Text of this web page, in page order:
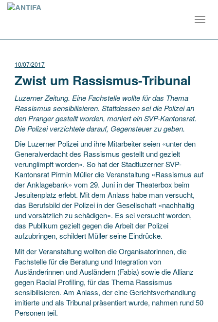
10/07/2017
Zwist um Rassismus-Tribunal
Luzerner Zeitung. Eine Fachstelle wollte für das Thema
Rassismus sensibilisieren. Stattdessen sei die Polizei an
den Pranger gestellt worden, moniert ein SVP-Kantonsrat.
Die Polizei verzichtete darauf, Gegensteuer zu geben.
Die Luzerner Polizei und ihre Mitarbeiter seien «unter den
Generalverdacht des Rassismus gestellt und gezielt
verunglimpft worden». So hat der Stadtluzerner SVP-
Kantonsrat Pirmin Müller die Veranstaltung «Rassismus auf
der Anklagebank» vom 29. Juni in der Theaterbox beim
Jesuitenplatz erlebt. Mit dem Anlass habe man versucht,
das Berufsbild der Polizei in der Gesellschaft «nachhaltig
und vorsätzlich zu schädigen». Es sei versucht worden,
das Publikum gezielt gegen die Arbeit der Polizei
aufzubringen, schildert Müller seine Eindrücke.
Mit der Veranstaltung wollten die Organisatorinnen, die
Fachstelle für die Beratung und Integration von
Ausländerinnen und Ausländern (Fabia) sowie die Allianz
gegen Racial Profiling, für das Thema Rassismus
sensibilisieren. Am Anlass, der eine Gerichtsverhandlung
imitierte und als Tribunal präsentiert wurde, nahmen rund 50
Personen teil.